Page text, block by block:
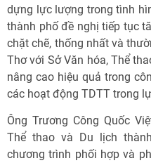
dựng lực lượng trong tình
thành phố đề nghị tiếp tục
chặt chẽ, thống nhất và
Thơ với Sở Văn hóa, Thể
nâng cao hiệu quả trong
các hoạt động TDTT trong
Ông Trương Công Quốc
Thể thao và Du lịch
chương trình phối hợp và